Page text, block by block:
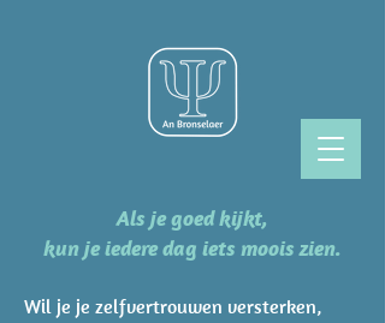
Als je goed kijkt,
kun je iedere dag iets moois zien.
Wil je je zelfvertrouwen versterken,